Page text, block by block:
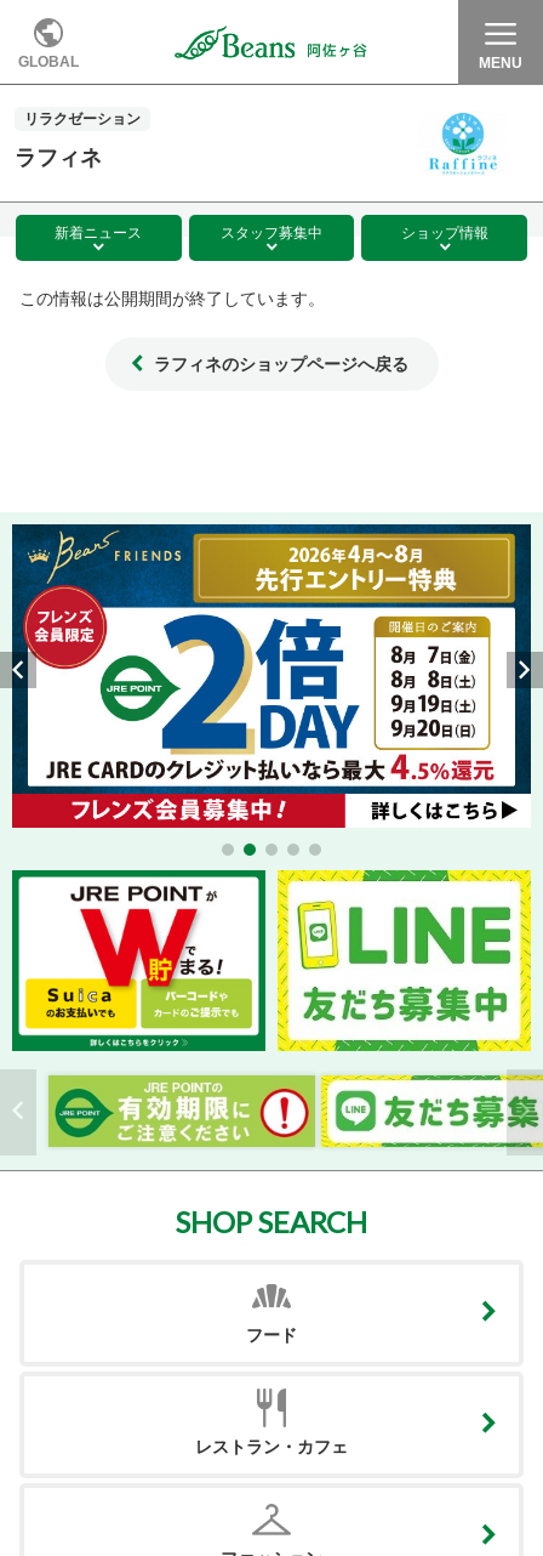
GLOBAL MENU
リラクゼーション
ラフィネ
新着ニュース スタッフ募集中 ショップ情報
この情報は公開期間が終了しています。
ラフィネのショップページへ戻る
SHOP SEARCH
フード
レストラン・カフェ